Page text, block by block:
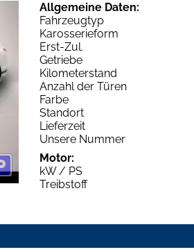
Allgemeine Daten:
Fahrzeugtyp
Karosserieform
Erst-Zul.
Getriebe
Kilometerstand
Anzahl der Türen
Farbe
Standort
Lieferzeit
Unsere Nummer
Motor:
kW / PS
Treibstoff